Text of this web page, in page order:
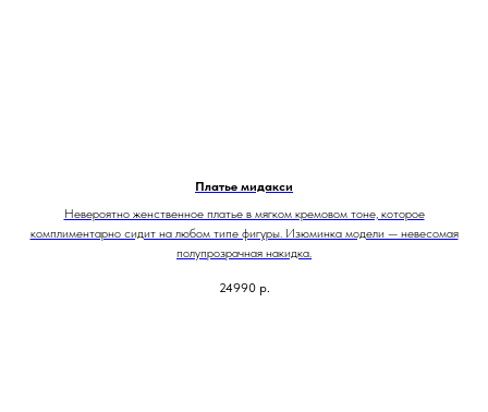
Платье мидакси
Невероятно женственное платье в мягком кремовом тоне, которое
комплиментарно сидит на любом типе фигуры. Изюминка модели — невесомая
полупрозрачная накидка.
24990 р.